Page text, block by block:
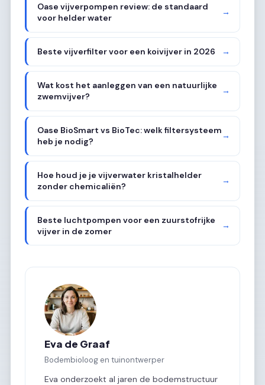
Oase vijverpompen review: de standaard
voor helder water
→
Beste vijverfilter voor een koivijver in 2026 →
Wat kost het aanleggen van een natuurlijke
zwemvijver?
→
Oase BioSmart vs BioTec: welk filtersysteem
heb je nodig?
→
Hoe houd je je vijverwater kristalhelder
zonder chemicaliën?
→
Beste luchtpompen voor een zuurstofrijke
vijver in de zomer
→
Eva de Graaf
Bodembioloog en tuinontwerper
Eva onderzoekt al jaren de bodemstructuur